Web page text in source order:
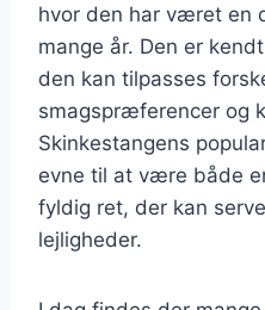
hvor den har været en
mange år. Den er
den kan tilpasses
smagspræferencer og
Skinkestangens
evne til at være både
fyldig ret, der kan
lejligheder.